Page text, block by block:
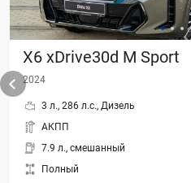
X6 xDrive30d M Sport
2024
3 л., 286 л.с., Дизель
АКПП
7.9 л., смешанный
Полный